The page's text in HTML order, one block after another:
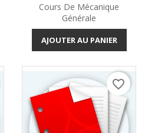
Cours De Mécanique
Générale
AJOUTER AU PANIER
favorite_border